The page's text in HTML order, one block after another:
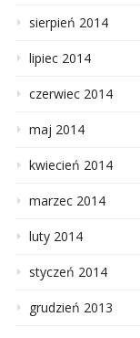
sierpień 2014
lipiec 2014
czerwiec 2014
maj 2014
kwiecień 2014
marzec 2014
luty 2014
styczeń 2014
grudzień 2013